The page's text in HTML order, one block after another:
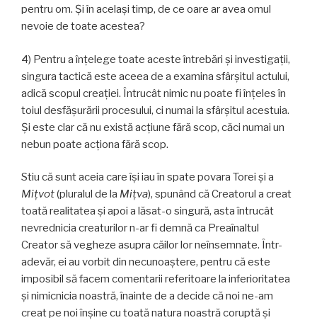
pentru om. Și în acelaşi timp, de ce oare ar avea omul
nevoie de toate acestea?
4) Pentru a înțelege toate aceste întrebări și investigaţii,
singura tactică este aceea de a examina sfârșitul actului,
adică scopul creației. Întrucât nimic nu poate fi înțeles în
toiul desfăşurării procesului, ci numai la sfârşitul acestuia.
Și este clar că nu există acțiune fără scop, căci numai un
nebun poate acționa fără scop.
Stiu că sunt aceia care își iau în spate povara Torei și a
Miţvot(pluralul de la Miţva), spunând că Creatorul a creat
toată realitatea și apoi a lăsat-o singură, asta întrucât
nevrednicia creaturilor n-ar fi demnă ca Preaînaltul
Creator să vegheze asupra căilor lor neînsemnate. Într-
adevăr, ei au vorbit din necunoaștere, pentru că este
imposibil să facem comentarii referitoare la inferioritatea
și nimicnicia noastră, înainte de a decide că noi ne-am
creat pe noi înșine cu toată natura noastră coruptă şi